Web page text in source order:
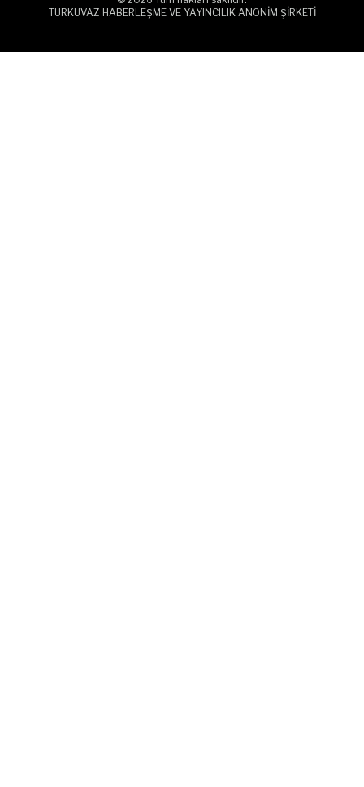
TURKUVAZ HABERLEŞME VE YAYINCILIK ANONİM ŞİRKETİ